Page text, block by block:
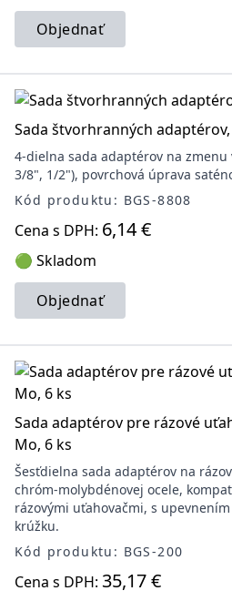
Objednať
Sada štvorhranných
4-dielna sada adaptérov na
3/8", 1/2"), povrchová úprava
Kód produktu: BGS-8808
Cena s DPH: 6,14 €
🟢 Skladom
Objednať
Sada adaptérov pre rázové
Mo, 6 ks
Šesťdielna sada adaptérov na
chróm-molybdénovej ocele,
rázovými uťahovačmi, s
krúžku.
Kód produktu: BGS-200
Cena s DPH: 35,17 €